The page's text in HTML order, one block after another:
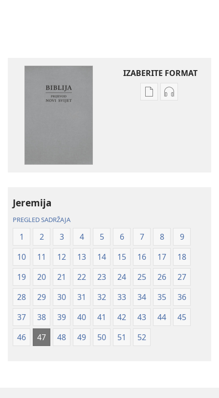
IZABERITE FORMAT
PostavkePostavke
Jeremija
PREGLED SADRŽAJA
1 2 3 4 5 6 7 8
9
10
11 12 13 14 15 16 17
18
19
20 21 22 23 24 25 26
27
28
29 30 31 32 33 34 35
36
37
38 39 40 41 42 43 44
45
46
47 48 49 50 51 52